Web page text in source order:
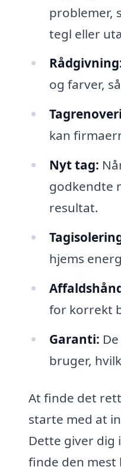
problemer,
tegl eller
og farver,
kan
Nyt tag:
godkendte
resultat.
hjems
for korrekt
Garanti:
bruger,
At finde det
starte med at
Dette giver dig
finde den